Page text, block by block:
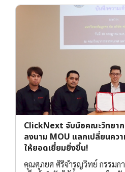
ClickNext จับมือคณะวิทยาก
ลงนาม MOU แลกเปลี่ยนค
ให้ยอดเยี่ยมยิ่งขึ้น!
คุณศุภยศ ศิริจำรูญวิทย์ กรรมก